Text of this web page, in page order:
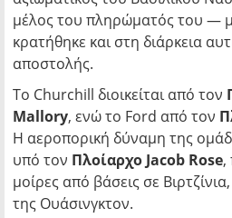
μέλος του πληρώματός του —
κρατήθηκε και στη διάρκεια
αποστολής.
Το Churchill διοικείται από τον
Mallory, ενώ το Ford από τον
Η αεροπορική δύναμη της
υπό τον Πλοίαρχο Jacob Rose,
μοίρες από βάσεις σε
της Ουάσινγκτον.